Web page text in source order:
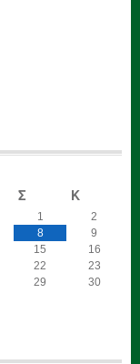
Σ Κ
1
2
8
9
15
16
22
23
29
30